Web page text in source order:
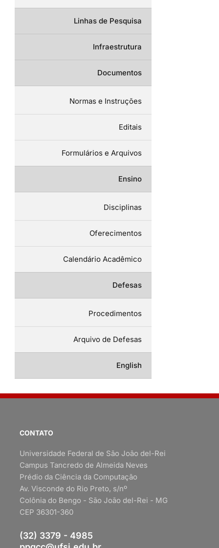
Linhas de Pesquisa
Infraestrutura
Documentos
Normas e Instruções
Editais
Formulários e Arquivos
Ensino
Disciplinas
Oferecimentos
Calendário Acadêmico
Defesas
Procedimentos
Arquivo de Defesas
English
CONTATO
Universidade Federal de São João del-Rei
Campus Tancredo de Almeida Neves
Prédio da Ciência da Computação
Av. Visconde do Rio Preto, s/nº
Colônia do Bengo - São João del-Rei - MG
CEP 36301-360
(32) 3379 - 4985